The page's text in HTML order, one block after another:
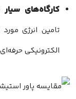
کارگاه‌های
تامین انرژی مورد
الکترونیکی